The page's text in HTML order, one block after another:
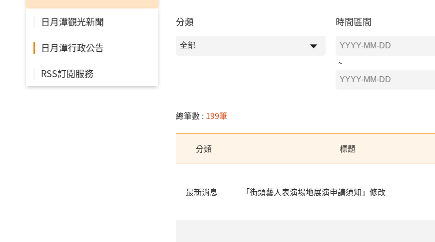
日月潭觀光新聞
日月潭行政公告
RSS訂閱服務
分類 時間區間
總筆數 : 199筆
分類 標題
最新消息 「街頭藝人表演場地展演申請須知」修改